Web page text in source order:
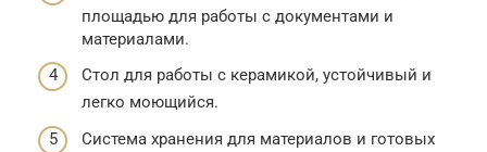
площадью для работы с документами и
материалами.
Стол для работы с керамикой, устойчивый и
легко моющийся.
Система хранения для материалов и готовых